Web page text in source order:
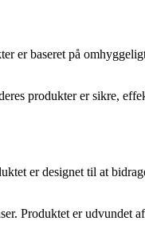
er baseret på
produkter er sikre,
er designet til at
Produktet er udvundet